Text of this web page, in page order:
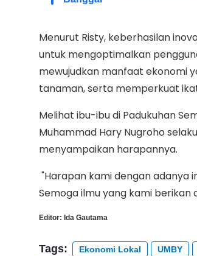
Menurut Risty, keberhasilan
untuk mengoptimalkan
mewujudkan manfaat ekonomi
tanaman, serta memperkuat
Melihat ibu-ibu di Padukuhan
Muhammad Hary Nugroho
menyampaikan harapannya.
"Harapan kami dengan adanya
Semoga ilmu yang kami berikan
Editor: Ida Gautama
Tags: Ekonomi Lokal UMBY